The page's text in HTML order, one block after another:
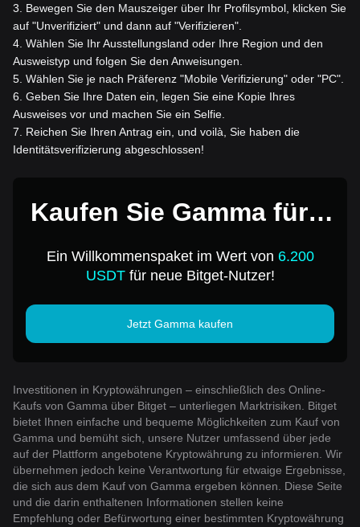
3
Bewegen Sie den Mauszeiger über Ihr Profilsymbol, klicken Sie
auf "Unverifiziert" und dann auf "Verifizieren".
4 Wählen Sie Ihr Ausstellungsland oder Ihre Region und den
Ausweistyp und folgen Sie den Anweisungen.
5 Wählen Sie je nach Präferenz "Mobile Verifizierung" oder "PC".
6 Geben Sie Ihre Daten ein, legen Sie eine Kopie Ihres
Ausweises vor und machen Sie ein Selfie.
7
Reichen Sie Ihren Antrag ein, und voilà, Sie haben die
Identitätsverifizierung abgeschlossen!
Kaufen Sie Gamma für 1
Ein Willkommenspaket im Wert von 6.200
USDTfür neue Bitget-Nutzer!
Jetzt Gamma kaufen
Investitionen in Kryptowährungen – einschließlich des Online-
Kaufs von Gamma über Bitget – unterliegen Marktrisiken. Bitget
bietet Ihnen einfache und bequeme Möglichkeiten zum Kauf von
Gamma und bemüht sich, unsere Nutzer umfassend über jede
auf der Plattform angebotene Kryptowährung zu informieren. Wir
übernehmen jedoch keine Verantwortung für etwaige Ergebnisse,
die sich aus dem Kauf von Gamma ergeben können. Diese Seite
und die darin enthaltenen Informationen stellen keine
Empfehlung oder Befürwortung einer bestimmten Kryptowährung